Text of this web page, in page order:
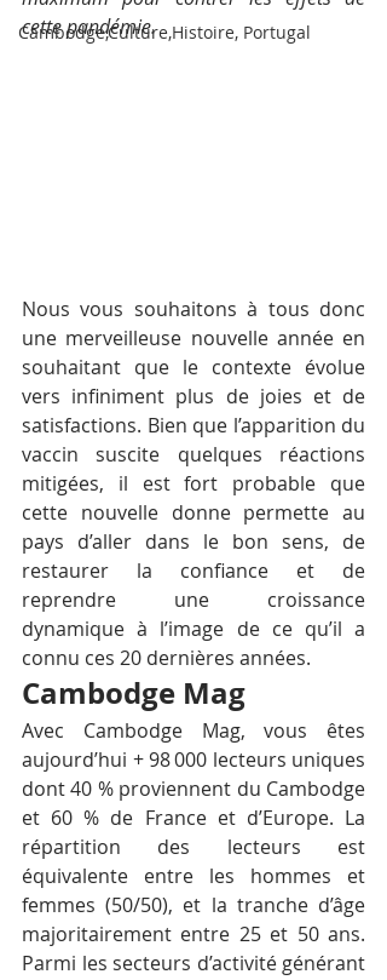
Cambodge,Culture,Histoire, Portugal
cette pandémie.
Nous vous souhaitons à tous donc
une merveilleuse nouvelle année en
souhaitant que le contexte évolue
vers infiniment plus de joies et de
satisfactions. Bien que l’apparition du
vaccin suscite quelques réactions
mitigées, il est fort probable que
cette nouvelle donne permette au
pays d’aller dans le bon sens, de
restaurer la confiance et de
reprendre une croissance
dynamique à l’image de ce qu’il a
connu ces 20 dernières années.
Cambodge Mag
Avec Cambodge Mag, vous êtes
aujourd’hui + 98 000 lecteurs uniques
dont 40 % proviennent du Cambodge
et 60 % de France et d’Europe. La
répartition des lecteurs est
équivalente entre les hommes et
femmes (50/50), et la tranche d’âge
majoritairement entre 25 et 50 ans.
Parmi les secteurs d’activité générant